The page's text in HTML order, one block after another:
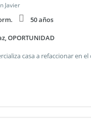
Javier
50 años
OPORTUNIDAD